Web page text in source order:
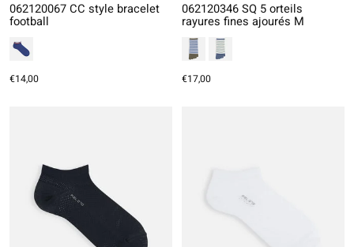
062120067 CC style bracelet
football
€14,00
062120346 SQ 5 orteils
rayures fines ajourés M
€17,00